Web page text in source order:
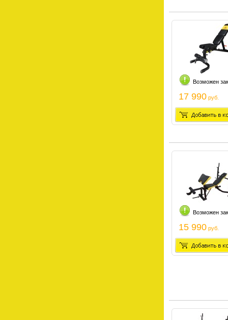
Возможен
17 990 руб.
Возможен
15 990 руб.